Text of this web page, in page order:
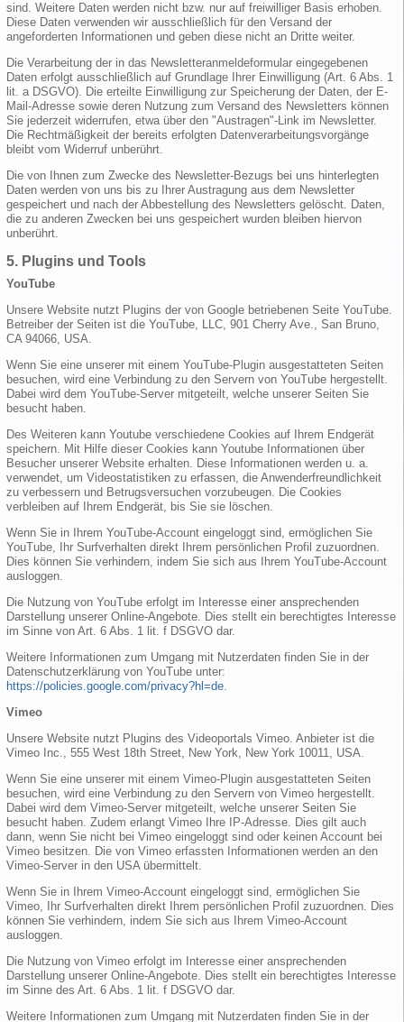
sind. Weitere Daten werden nicht bzw. nur auf freiwilliger Basis erhoben.
Diese Daten verwenden wir ausschließlich für den Versand der
angeforderten Informationen und geben diese nicht an Dritte weiter.
Die Verarbeitung der in das Newsletteranmeldeformular eingegebenen
Daten erfolgt ausschließlich auf Grundlage Ihrer Einwilligung (Art. 6 Abs. 1
lit. a DSGVO). Die erteilte Einwilligung zur Speicherung der Daten, der E-
Mail-Adresse sowie deren Nutzung zum Versand des Newsletters können
Sie jederzeit widerrufen, etwa über den "Austragen"-Link im Newsletter.
Die Rechtmäßigkeit der bereits erfolgten Datenverarbeitungsvorgänge
bleibt vom Widerruf unberührt.
Die von Ihnen zum Zwecke des Newsletter-Bezugs bei uns hinterlegten
Daten werden von uns bis zu Ihrer Austragung aus dem Newsletter
gespeichert und nach der Abbestellung des Newsletters gelöscht. Daten,
die zu anderen Zwecken bei uns gespeichert wurden bleiben hiervon
unberührt.
5. Plugins und Tools
YouTube
Unsere Website nutzt Plugins der von Google betriebenen Seite YouTube.
Betreiber der Seiten ist die YouTube, LLC, 901 Cherry Ave., San Bruno,
CA 94066, USA.
Wenn Sie eine unserer mit einem YouTube-Plugin ausgestatteten Seiten
besuchen, wird eine Verbindung zu den Servern von YouTube hergestellt.
Dabei wird dem YouTube-Server mitgeteilt, welche unserer Seiten Sie
besucht haben.
Des Weiteren kann Youtube verschiedene Cookies auf Ihrem Endgerät
speichern. Mit Hilfe dieser Cookies kann Youtube Informationen über
Besucher unserer Website erhalten. Diese Informationen werden u. a.
verwendet, um Videostatistiken zu erfassen, die Anwenderfreundlichkeit
zu verbessern und Betrugsversuchen vorzubeugen. Die Cookies
verbleiben auf Ihrem Endgerät, bis Sie sie löschen.
Wenn Sie in Ihrem YouTube-Account eingeloggt sind, ermöglichen Sie
YouTube, Ihr Surfverhalten direkt Ihrem persönlichen Profil zuzuordnen.
Dies können Sie verhindern, indem Sie sich aus Ihrem YouTube-Account
ausloggen.
Die Nutzung von YouTube erfolgt im Interesse einer ansprechenden
Darstellung unserer Online-Angebote. Dies stellt ein berechtigtes Interesse
im Sinne von Art. 6 Abs. 1 lit. f DSGVO dar.
Weitere Informationen zum Umgang mit Nutzerdaten finden Sie in der
Datenschutzerklärung von YouTube unter:
https://policies.google.com/privacy?hl=de
Vimeo
Unsere Website nutzt Plugins des Videoportals Vimeo. Anbieter ist die
Vimeo Inc., 555 West 18th Street, New York, New York 10011, USA.
Wenn Sie eine unserer mit einem Vimeo-Plugin ausgestatteten Seiten
besuchen, wird eine Verbindung zu den Servern von Vimeo hergestellt.
Dabei wird dem Vimeo-Server mitgeteilt, welche unserer Seiten Sie
besucht haben. Zudem erlangt Vimeo Ihre IP-Adresse. Dies gilt auch
dann, wenn Sie nicht bei Vimeo eingeloggt sind oder keinen Account bei
Vimeo besitzen. Die von Vimeo erfassten Informationen werden an den
Vimeo-Server in den USA übermittelt.
Wenn Sie in Ihrem Vimeo-Account eingeloggt sind, ermöglichen Sie
Vimeo, Ihr Surfverhalten direkt Ihrem persönlichen Profil zuzuordnen. Dies
können Sie verhindern, indem Sie sich aus Ihrem Vimeo-Account
ausloggen.
Die Nutzung von Vimeo erfolgt im Interesse einer ansprechenden
Darstellung unserer Online-Angebote. Dies stellt ein berechtigtes Interesse
im Sinne des Art. 6 Abs. 1 lit. f DSGVO dar.
Weitere Informationen zum Umgang mit Nutzerdaten finden Sie in der